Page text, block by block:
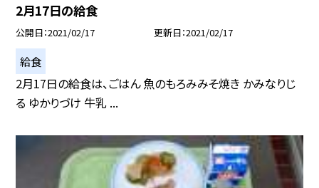
2月17日の給食
公開日 2021/02/17 更新日 2021/02/17
給食
2月17日の給食は、ごはん 魚のもろみみそ焼き かみなりじ
る ゆかりづけ 牛乳 ...